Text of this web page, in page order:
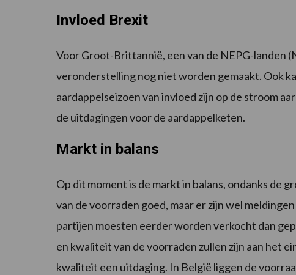
Invloed Brexit
Voor Groot-Brittannië, een van de NEPG-landen
veronderstelling nog niet worden gemaakt. Ook
aardappelseizoen van invloed zijn op de stroom
de uitdagingen voor de aardappelketen.
Markt in balans
Op dit moment is de markt in balans, ondanks de
van de voorraden goed, maar er zijn wel
partijen moesten eerder worden verkocht dan
en kwaliteit van de voorraden zullen zijn aan het
kwaliteit een uitdaging. In België liggen de